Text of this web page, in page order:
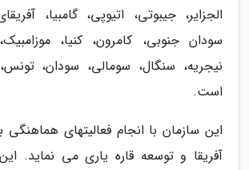
الجزایر، جیبوتی، اتیوپی، گامبیا،
سودان جنوبی، کامرون، کنیا،
نیجریه، سنگال، سومالی، سودان،
است.
این سازمان با انجام فعالیتهای هماهنگی
آفریقا و توسعه قاره یاری می نماید.